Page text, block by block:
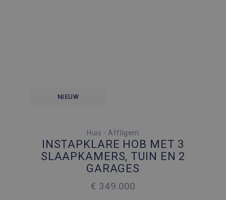
NIEUW
3 SLAAPKAMERS
4 PARKEERPLAATSEN
Huis - Affligem
INSTAPKLARE HOB MET 3
SLAAPKAMERS, TUIN EN 2
GARAGES
€ 349.000